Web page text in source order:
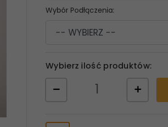
Wybór Podłączenia:
-- WYBIERZ --
Wybierz ilość produktów: